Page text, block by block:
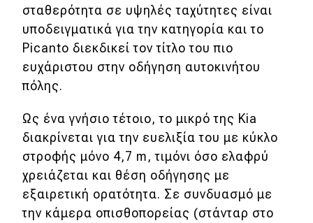
σταθερότητα σε υψηλές ταχύτητες είναι
υποδειγματικά για την κατηγορία και το
Picanto διεκδικεί τον τίτλο του πιο
ευχάριστου στην οδήγηση αυτοκινήτου
πόλης.
Ως ένα γνήσιο τέτοιο, το μικρό της Kia
διακρίνεται για την ευελιξία του με κύκλο
στροφής μόνο 4,7 m, τιμόνι όσο ελαφρύ
χρειάζεται και θέση οδήγησης με
εξαιρετική ορατότητα. Σε συνδυασμό με
την κάμερα οπισθοπορείας (στάνταρ στο